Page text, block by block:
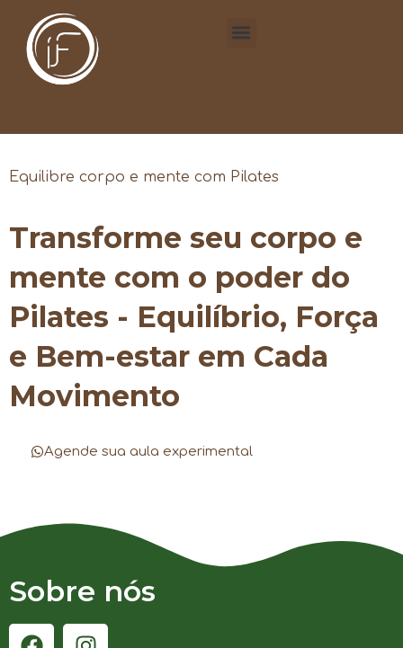
Equilibre corpo e mente com Pilates
Transforme seu corpo e
mente com o poder do
Pilates - Equilíbrio, Força
e Bem-estar em Cada
Movimento
Agende sua aula experimental
Sobre nós